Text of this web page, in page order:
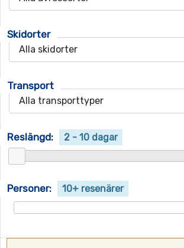
Skidorter
Transport
Reslängd: 2 - 10 dagar
Personer: 10+ resenärer